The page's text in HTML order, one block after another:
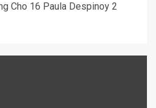
Cho 16 Paula Despinoy 2